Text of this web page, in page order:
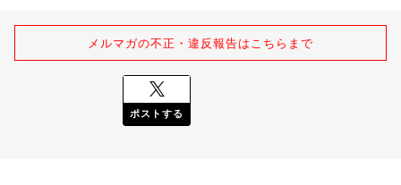
メルマガの不正・違反報告はこちらまで
ポストする